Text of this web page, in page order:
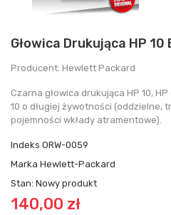
Głowica Drukująca HP
Producent: Hewlett Packard
Czarna głowica drukująca HP 10,
10 o długiej żywotności (oddzielne,
pojemności wkłady atramentowe).
Indeks ORW-0059
Marka Hewlett-Packard
Stan: Nowy produkt
140,00 zł